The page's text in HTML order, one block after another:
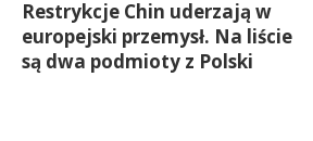
Restrykcje Chin uderzają w
europejski przemysł. Na liście
są dwa podmioty z Polski